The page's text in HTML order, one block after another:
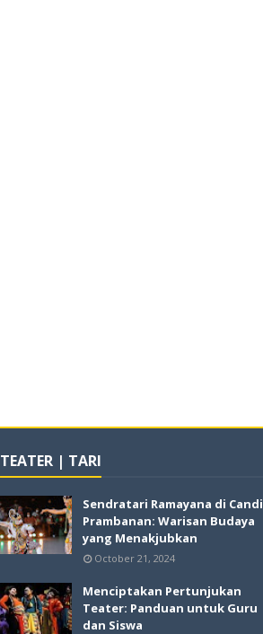
TEATER | TARI
Sendratari Ramayana di Candi
Prambanan: Warisan Budaya
yang Menakjubkan
October 21, 2024
Menciptakan Pertunjukan
Teater: Panduan untuk Guru
dan Siswa